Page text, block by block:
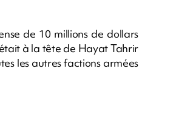
de 10 millions de dollars
à la tête de Hayat Tahrir
les autres factions armées